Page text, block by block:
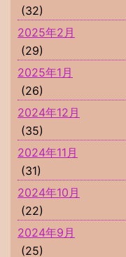
(32)
2025年2月
(29)
2025年1月
(26)
2024年12月
(35)
2024年11月
(31)
2024年10月
(22)
2024年9月
(25)